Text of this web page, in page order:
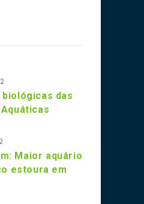
biológicas das
Maior aquário
estoura em